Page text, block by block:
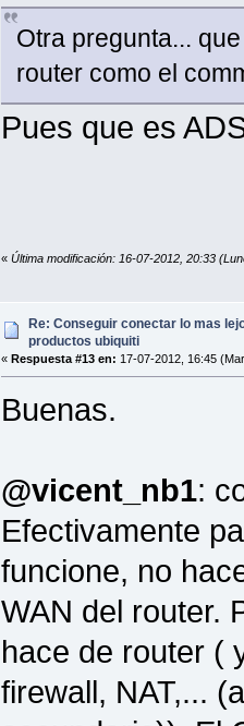
Otra pregunta...
router como el
Pues que es
« Última modificación: 16-07-2012, 20:33
Re: Conseguir conectar lo mas
productos ubiquiti
« Respuesta #13 en: 17-07-2012, 16:45
Buenas.
@vicent_nb1:
Efectivamente
funcione, no
WAN del router.
hace de router (
firewall, NAT,...